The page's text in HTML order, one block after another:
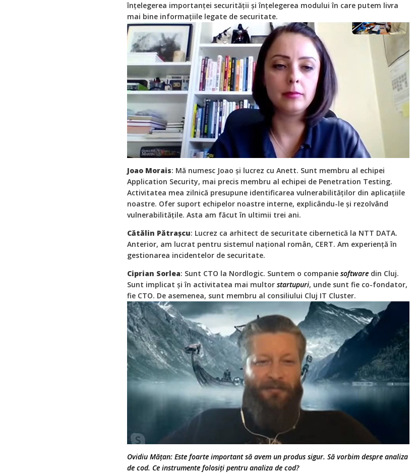
înțelegerea importanței securității și înțelegerea modului în care putem livra
mai bine informațiile legate de securitate.
Joao Morais: Mă numesc Joao și lucrez cu Anett. Sunt membru al echipei
Application Security, mai precis membru al echipei de Penetration Testing.
Activitatea mea zilnică presupune identificarea vulnerabilităților din aplicațiile
noastre. Ofer suport echipelor noastre interne, explicându-le și rezolvând
vulnerabilitățile. Asta am făcut în ultimii trei ani.
Cătălin Pătrașcu: Lucrez ca arhitect de securitate cibernetică la NTT DATA.
Anterior, am lucrat pentru sistemul național român, CERT. Am experiență în
gestionarea incidentelor de securitate.
Ciprian Sorlea: Sunt CTO la Nordlogic. Suntem o companie software din Cluj.
Sunt implicat și în activitatea mai multor startupuri, unde sunt fie co-fondator,
fie CTO. De asemenea, sunt membru al consiliului Cluj IT Cluster.
Ovidiu Mățan: Este foarte important să avem un produs sigur. Să vorbim despre analiza
de cod. Ce instrumente folosiți pentru analiza de cod?